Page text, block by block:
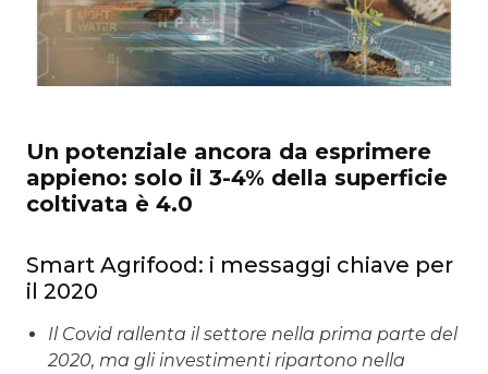
Un potenziale ancora da esprimere
appieno: solo il 3-4% della superficie
coltivata è 4.0
Smart Agrifood: i messaggi chiave per
il 2020
Il Covid rallenta il settore nella prima parte del
2020, ma gli investimenti ripartono nella